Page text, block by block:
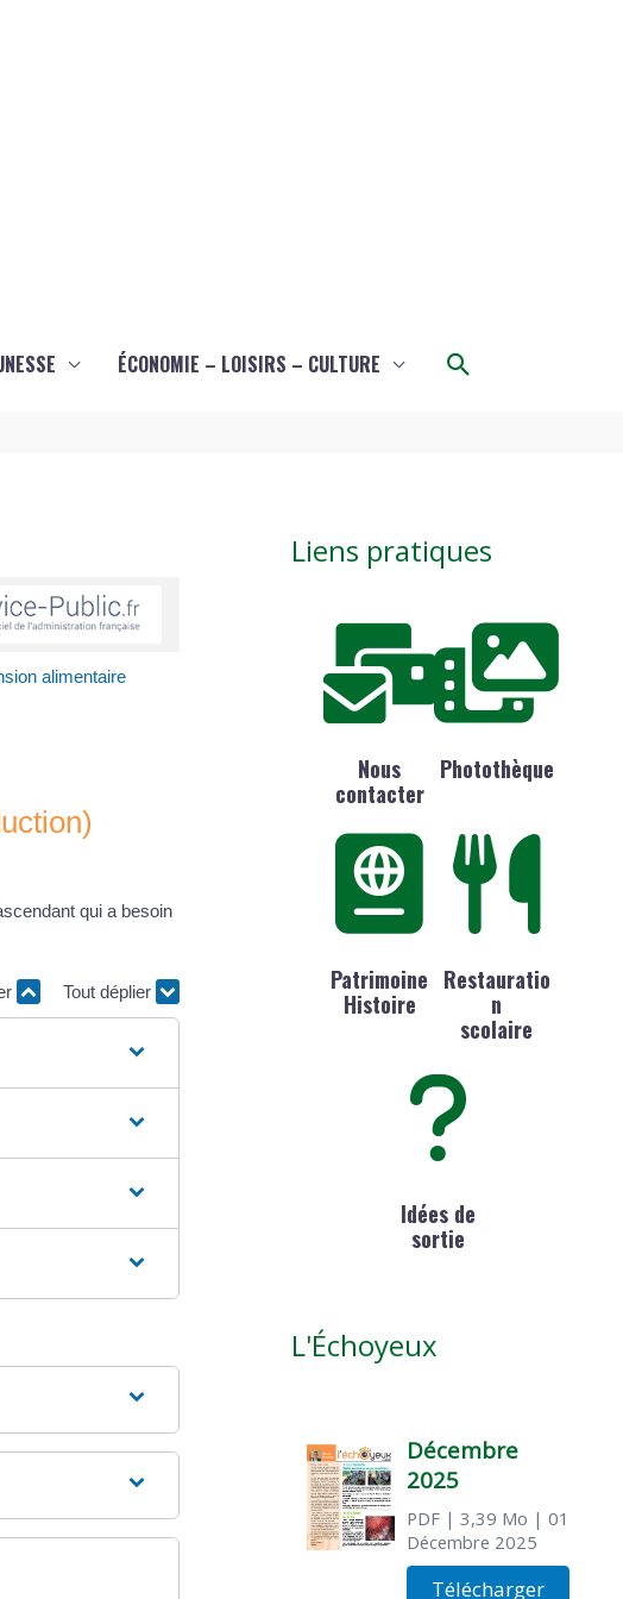
ÉCONOMIE – LOISIRS – CULTURE Rechercher
alimentaire
qui a besoin
Tout déplier
Liens pratiques
Nous
contacter
Photothèque
Patrimoine
Histoire
Restauratio
n
scolaire
Idées de
sortie
L'Échoyeux
Décembre
2025
PDF| 3,39 Mo | 01
Décembre 2025
Télécharger